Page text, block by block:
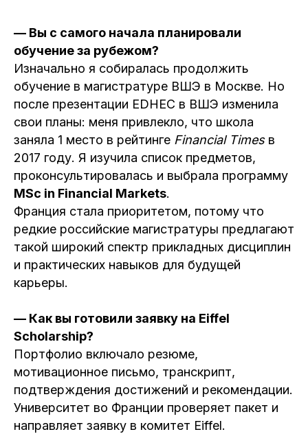
— Вы с самого начала планировали
обучение за рубежом?
Изначально я собиралась продолжить
обучение в магистратуре ВШЭ в Москве. Но
после презентации EDHEC в ВШЭ изменила
свои планы: меня привлекло, что школа
заняла 1 место в рейтинге Financial Timesв
2017 году. Я изучила список предметов,
проконсультировалась и выбрала программу
MSc in Financial Markets.
Франция стала приоритетом, потому что
редкие российские магистратуры предлагают
такой широкий спектр прикладных дисциплин
и практических навыков для будущей
карьеры.
— Как вы готовили заявку на Eiffel
Scholarship?
Портфолио включало резюме,
мотивационное письмо, транскрипт,
подтверждения достижений и рекомендации.
Университет во Франции проверяет пакет и
направляет заявку в комитет Eiffel.